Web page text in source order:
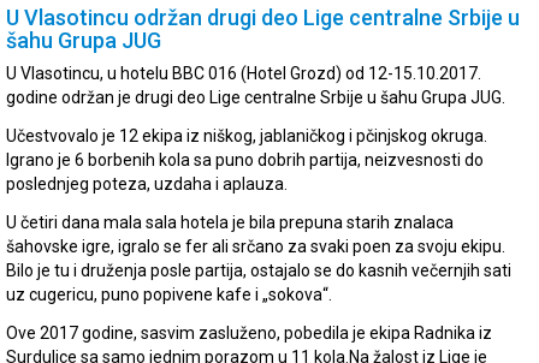
U Vlasotincu održan drugi deo Lige centralne Srbije u
šahu Grupa JUG
U Vlasotincu, u hotelu BBC 016 (Hotel Grozd) od 12-15.10.2017.
godine održan je drugi deo Lige centralne Srbije u šahu Grupa JUG.
Učestvovalo je 12 ekipa iz niškog, jablaničkog i pčinjskog okruga.
Igrano je 6 borbenih kola sa puno dobrih partija, neizvesnosti do
poslednjeg poteza, uzdaha i aplauza.
U četiri dana mala sala hotela je bila prepuna starih znalaca
šahovske igre, igralo se fer ali srčano za svaki poen za svoju ekipu.
Bilo je tu i druženja posle partija, ostajalo se do kasnih večernjih sati
uz cugericu, puno popivene kafe i „sokova“.
Ove 2017 godine, sasvim zasluženo, pobedila je ekipa Radnika iz
Surdulice sa samo jednim porazom u 11 kola.Na žalost iz Lige je